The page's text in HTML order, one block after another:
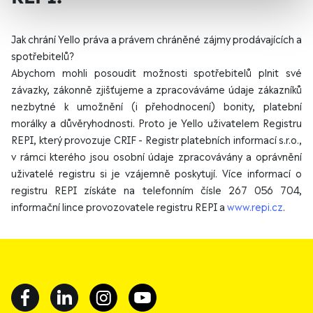
Jak chrání Yello práva a právem chráněné zájmy prodávajících a
spotřebitelů?
Abychom mohli posoudit možnosti spotřebitelů plnit své
závazky, zákonně zjišťujeme a zpracováváme údaje zákazníků
nezbytné k umožnění (i přehodnocení) bonity, platební
morálky a důvěryhodnosti. Proto je Yello uživatelem Registru
REPI, který provozuje CRIF - Registr platebních informací s.r.o.,
v rámci kterého jsou osobní údaje zpracovávány a oprávnění
uživatelé registru si je vzájemně poskytují. Více informací o
registru REPI získáte na telefonním čísle 267 056 704,
informační lince provozovatele registru REPI a www.repi.cz.